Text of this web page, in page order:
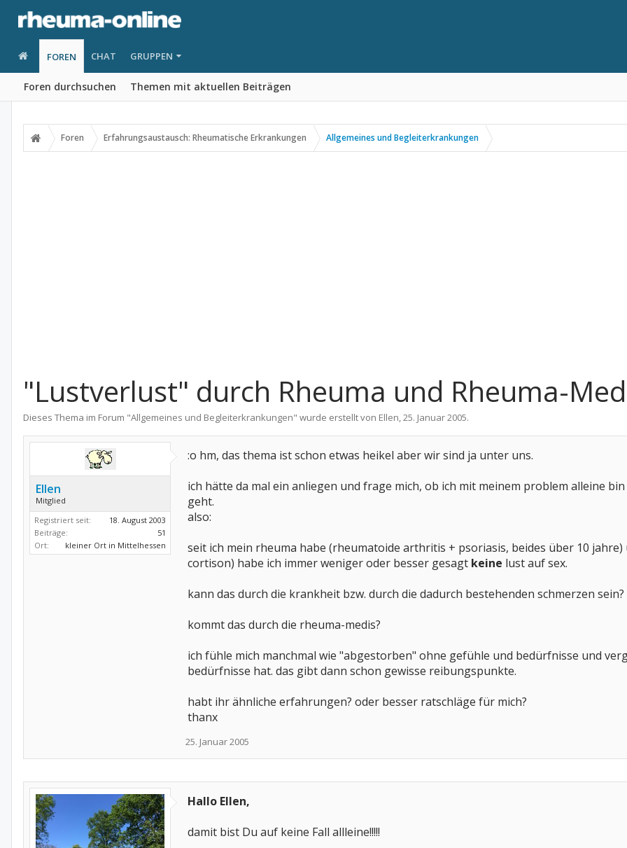
FOREN
Foren durchsuchen Themen mit aktuellen Beiträgen
CHAT GRUPPEN
Foren Erfahrungsaustausch: Rheumatische Erkrankungen Allgemeines und Begleiterkrankungen
"Lustverlust" durch Rheuma und Rheuma-
Dieses Thema im Forum "Allgemeines und Begleiterkrankungen" wurde erstellt von Ellen,25. Januar 2005.
Ellen
Mitglied
Registriert seit:
18. August 2003
Beiträge:
51
Ort:
kleiner Ort in Mittelhessen
:o hm, das thema ist schon etwas heikel aber wir sind ja unter uns.
ich hätte da mal ein anliegen und frage mich, ob ich mit meinem problem alleine
geht.
also:
seit ich mein rheuma habe (rheumatoide arthritis + psoriasis, beides über 10
cortison) habe ich immer weniger oder besser gesagt keine lust auf sex.
kann das durch die krankheit bzw. durch die dadurch bestehenden schmerzen sein?
kommt das durch die rheuma-medis?
ich fühle mich manchmal wie "abgestorben" ohne gefühle und bedürfnisse und
bedürfnisse hat. das gibt dann schon gewisse reibungspunkte.
habt ihr ähnliche erfahrungen? oder besser ratschläge für mich?
thanx
25. Januar 2005
Hallo Ellen,
damit bist Du auf keine Fall allleine!!!!!